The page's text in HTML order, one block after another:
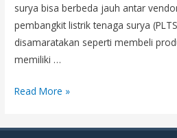
surya bisa berbeda jauh antar
pembangkit listrik tenaga surya
disamaratakan seperti membeli
memiliki …
Berapa
Paket
Read More »